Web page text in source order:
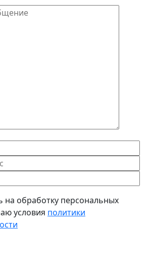
обработку персональных
условия политики
пустым.